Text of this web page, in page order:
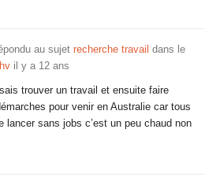
au sujet recherche travail dans le
il y a 12 ans
trouver un travail et ensuite faire
pour venir en Australie car tous
lancer sans jobs c’est un peu chaud non